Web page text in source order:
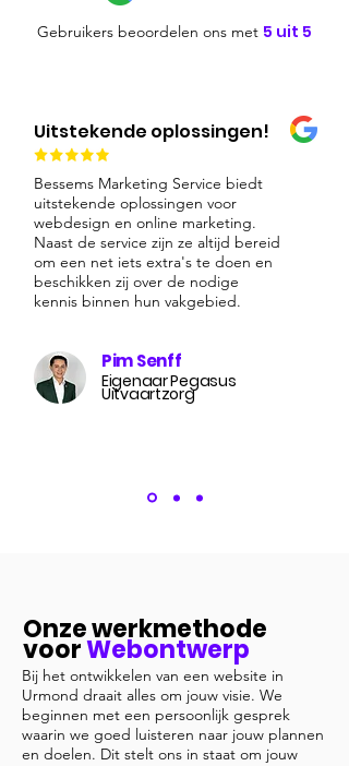
Gebruikers beoordelen ons met 5 uit 5
Uitstekende oplossingen!
Bessems Marketing Service biedt
uitstekende oplossingen voor
webdesign en online marketing.
Naast de service zijn ze altijd bereid
om een net iets extra's te doen en
beschikken zij over de nodige
kennis binnen hun vakgebied.
Pim Senff
Eigenaar Pegasus
Uitvaartzorg
Onze werkmethode
voorWebontwerp
Bij het ontwikkelen van een website in
Urmond draait alles om jouw visie. We
beginnen met een persoonlijk gesprek
waarin we goed luisteren naar jouw plannen
en doelen. Dit stelt ons in staat om jouw